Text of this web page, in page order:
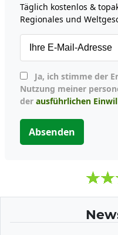
Täglich kostenlos &
Regionales und
Nutzung meiner
der ausführlichen
Absenden